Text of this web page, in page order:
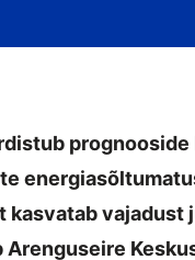
kasvatab vajadust